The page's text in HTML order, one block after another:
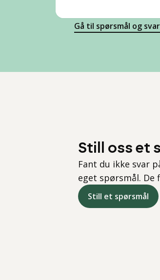
Gå til spørsmål og svar
Still oss et
Fant du ikke svar
eget spørsmål. De
Still et spørsmål